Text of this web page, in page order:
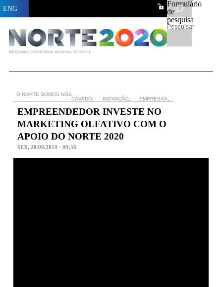
Formulário
de
pesquisa
Pesquisar
PROGRAMA OPERACIONAL REGIONAL DO NORTE
ENG
O NORTE SOMOS NÓS
CÁVADO, INOVAÇÃO, EMPRESAS,
EMPREENDEDOR INVESTE NO
MARKETING OLFATIVO COM O
APOIO DO NORTE 2020
SEX, 20/09/2019 - 09:58